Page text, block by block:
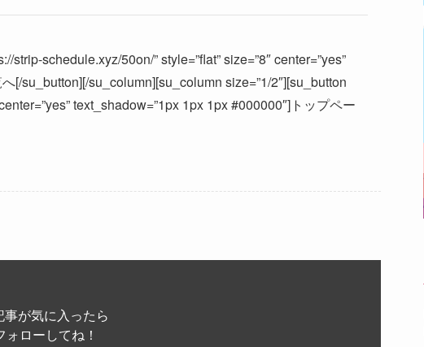
schedule.xyz/50on/” style=”flat” size=”8″ center=”yes”
su_button][/su_column][su_column size=”1/2″][su_button
text_shadow=”1px 1px 1px #000000″]トップペー
事が気に入ったら
ローしてね！